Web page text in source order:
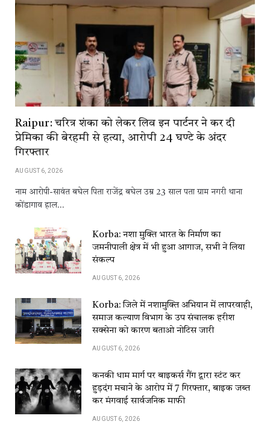
Raipur: चरित्र शंका को लेकर लिव इन पार्टनर ने कर दी
प्रेमिका की बेरहमी से हत्या, आरोपी 24 घण्टे के अंदर
गिरफ्तार
AUGUST 6, 2026
नाम आरोपी-सावंत बघेल पिता राजेंद्र बघेल उम्र 23 साल पता ग्राम नगरी थाना
कोंडागाव हाल…
Korba: नशा मुक्ति भारत के निर्माण का
जमनीपाली क्षेत्र में भी हुआ आगाज, सभी ने लिया
संकल्प
AUGUST 6, 2026
Korba: जिले में नशामुक्ति अभियान में लापरवाही,
समाज कल्याण विभाग के उप संचालक हरीश
सक्सेना को कारण बताओ नोटिस जारी
AUGUST 6, 2026
कनकी धाम मार्ग पर बाइकर्स गैंग द्वारा स्टंट कर
हुड़दंग मचाने के आरोप में 7 गिरफ्तार, बाइक जब्त
कर मंगवाई सार्वजनिक माफी
AUGUST 6, 2026